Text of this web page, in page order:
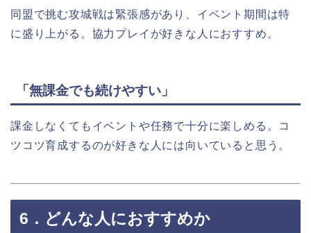
同盟で挑む攻城戦は緊張感があり、イベント期間は特
に盛り上がる。協力プレイが好きな人におすすめ。
「無課金でも続けやすい」
課金しなくてもイベントや任務で十分に楽しめる。コ
ツコツ育成するのが好きな人には向いていると思う。
6．どんな人におすすめか